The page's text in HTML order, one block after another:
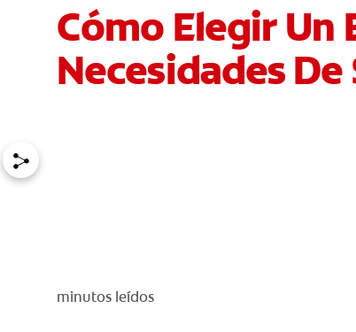
PARA PROFESIONALES CUPONES DÓNDE
Cómo Elegir Un
Necesidades De
minutos leídos